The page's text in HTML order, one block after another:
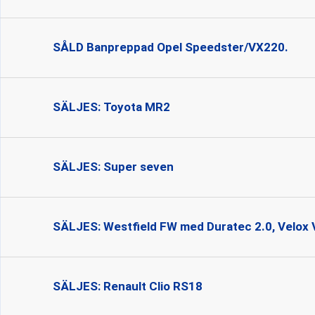
SÅLD Banpreppad Opel Speedster/VX220.
SÄLJES: Toyota MR2
SÄLJES: Super seven
SÄLJES: Westfield FW med Duratec 2.0, Velox
SÄLJES: Renault Clio RS18